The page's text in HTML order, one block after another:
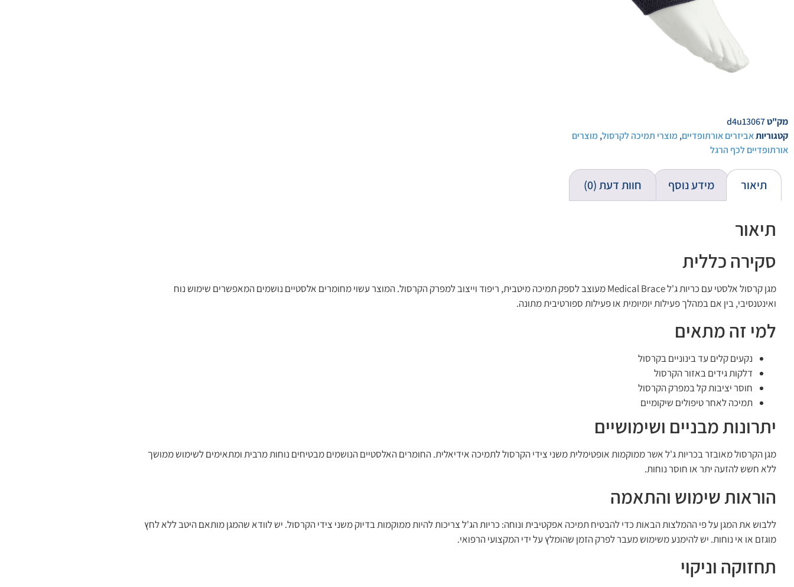
מק"טd4u13067
קטגוריותאביזרים אורתופדיים,מוצרי תמיכה לקרסול,מוצרים
אורתופדיים לכף הרגל
תיאור מידע נוסף חוות דעת (0)
תיאור
סקירה כללית
מגן קרסול אלסטי עם כריות ג'ל Medical Brace מעוצב לספק תמיכה מיטבית, ריפוד וייצוב למפרק הקרסול. המוצר עשוי מחומרים אלסטיים נושמים המאפשרים שימוש נוח
ואינטנסיבי, בין אם במהלך פעילות יומיומית או פעילות ספורטיבית מתונה.
למי זה מתאים
נקעים קלים עד בינוניים בקרסול
דלקות גידים באזור הקרסול
חוסר יציבות קל במפרק הקרסול
תמיכה לאחר טיפולים שיקומיים
יתרונות מבניים ושימושיים
מגן הקרסול מאובזר בכריות ג'ל אשר ממוקמות אופטימלית משני צידי הקרסול לתמיכה אידיאלית. החומרים האלסטיים הנושמים מבטיחים נוחות מרבית ומתאימים לשימוש ממושך
ללא חשש להזעה יתר או חוסר נוחות.
הוראות שימוש והתאמה
ללבוש את המגן על פי ההמלצות הבאות כדי להבטיח תמיכה אפקטיבית ונוחה: כריות הג'ל צריכות להיות ממוקמות בדיוק משני צידי הקרסול. יש לוודא שהמגן מותאם היטב ללא לחץ
מוגזם או אי נוחות. יש להימנע משימוש מעבר לפרק הזמן שהומלץ על ידי המקצועי הרפואי.
תחזוקה וניקוי